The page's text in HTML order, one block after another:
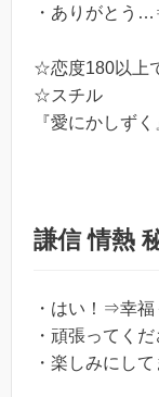
・ ありがとう…
☆恋度180以上
☆スチル
『愛にかしずく
謙信 情熱
・はい！⇒幸
・頑張ってく
・ 楽しみにして